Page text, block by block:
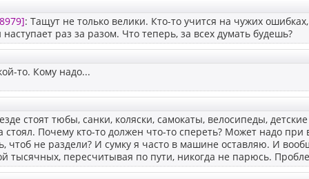
: Тащут не только велики. Кто-то учится на чужих
раз за разом. Что теперь, за всех думать будешь?
то. Кому надо...
стоят тюбы, санки, коляски, самокаты, велосипеды,
стоял. Почему кто-то должен что-то спереть? Может надо
чтоб не раздели? И сумку я часто в машине оставляю. И
тысячных, пересчитывая по пути, никогда не парюсь.